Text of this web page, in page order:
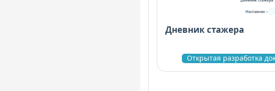
Дневник стажера
Открытая разработка